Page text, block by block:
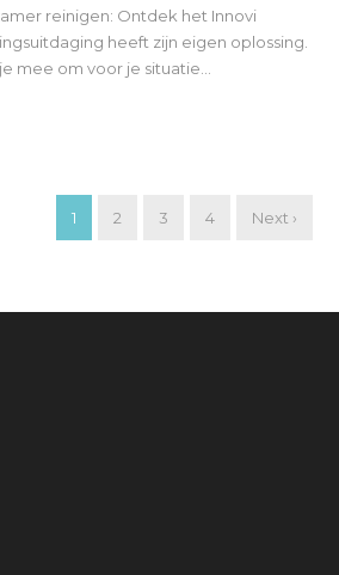
reinigen: Ontdek het Innovi
heeft zijn eigen oplossing.
mee om voor je situatie...
1 2 3 4 Next ›